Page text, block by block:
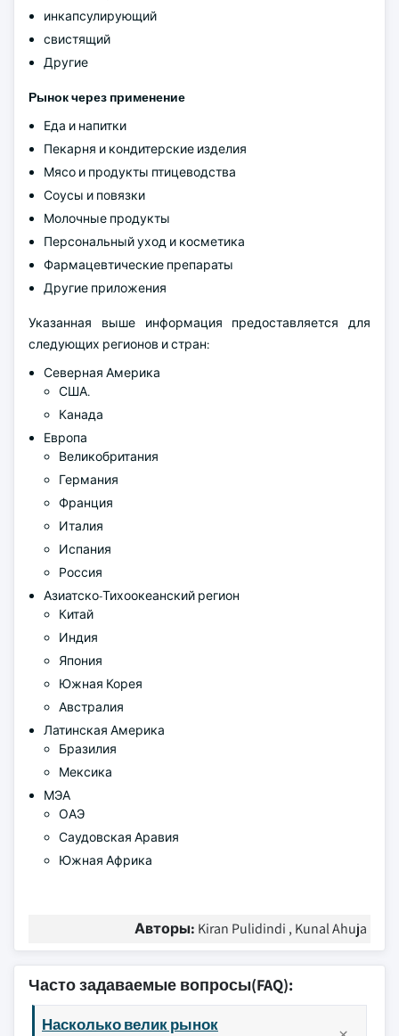
инкапсулирующий
свистящий
Другие
Рынок через применение
Еда и напитки
Пекарня и кондитерские изделия
Мясо и продукты птицеводства
Соусы и повязки
Молочные продукты
Персональный уход и косметика
Фармацевтические препараты
Другие приложения
Указанная выше информация предоставляется для
следующих регионов и стран:
Северная Америка
США.
Канада
Европа
Великобритания
Германия
Франция
Италия
Испания
Россия
Азиатско-Тихоокеанский регион
Китай
Индия
Япония
Южная Корея
Австралия
Латинская Америка
Бразилия
Мексика
МЭА
ОАЭ
Саудовская Аравия
Южная Африка
Авторы: Kiran Pulidindi , Kunal Ahuja
Часто задаваемые вопросы(FAQ):
Насколько велик рынок